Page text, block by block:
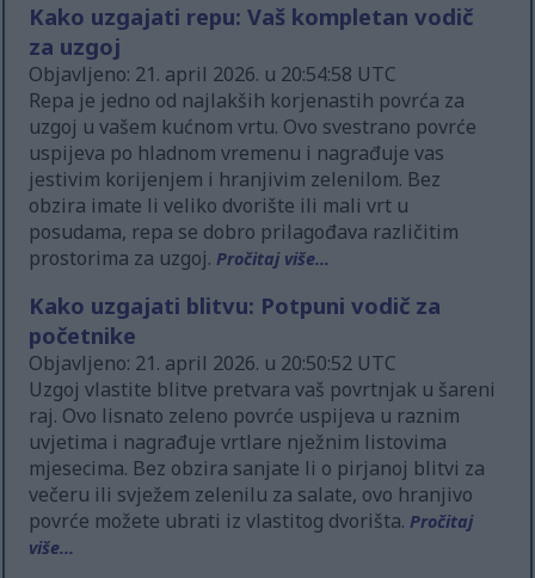
Kako uzgajati repu: Vaš kompletan vodič
za uzgoj
Objavljeno: 21. april 2026. u 20:54:58 UTC
Repa je jedno od najlakših korjenastih povrća za
uzgoj u vašem kućnom vrtu. Ovo svestrano povrće
uspijeva po hladnom vremenu i nagrađuje vas
jestivim korijenjem i hranjivim zelenilom. Bez
obzira imate li veliko dvorište ili mali vrt u
posudama, repa se dobro prilagođava različitim
prostorima za uzgoj.Pročitaj više...
Kako uzgajati blitvu: Potpuni vodič za
početnike
Objavljeno: 21. april 2026. u 20:50:52 UTC
Uzgoj vlastite blitve pretvara vaš povrtnjak u šareni
raj. Ovo lisnato zeleno povrće uspijeva u raznim
uvjetima i nagrađuje vrtlare nježnim listovima
mjesecima. Bez obzira sanjate li o pirjanoj blitvi za
večeru ili svježem zelenilu za salate, ovo hranjivo
povrće možete ubrati iz vlastitog dvorišta.Pročitaj
više...